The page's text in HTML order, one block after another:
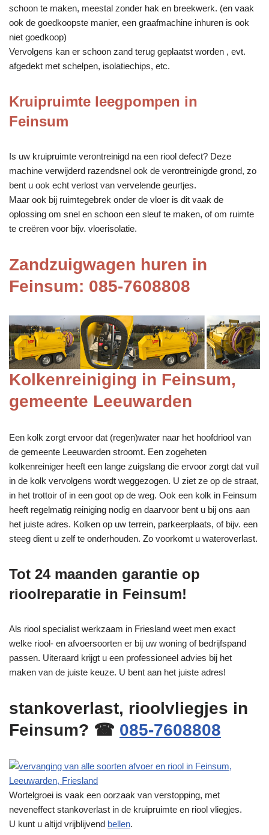
schoon te maken, meestal zonder hak en breekwerk. (en vaak
ook de goedkoopste manier, een graafmachine inhuren is ook
niet goedkoop)
Vervolgens kan er schoon zand terug geplaatst worden , evt.
afgedekt met schelpen, isolatiechips, etc.
Kruipruimte leegpompen in
Feinsum
Is uw kruipruimte verontreinigd na een riool defect? Deze
machine verwijderd razendsnel ook de verontreinigde grond, zo
bent u ook echt verlost van vervelende geurtjes.
Maar ook bij ruimtegebrek onder de vloer is dit vaak de
oplossing om snel en schoon een sleuf te maken, of om ruimte
te creëren voor bijv. vloerisolatie.
Zandzuigwagen huren in
Feinsum: 085-7608808
Kolkenreiniging in Feinsum,
gemeente Leeuwarden
Een kolk zorgt ervoor dat (regen)water naar het hoofdriool van
de gemeente Leeuwarden stroomt. Een zogeheten
kolkenreiniger heeft een lange zuigslang die ervoor zorgt dat vuil
in de kolk vervolgens wordt weggezogen. U ziet ze op de straat,
in het trottoir of in een goot op de weg. Ook een kolk in Feinsum
heeft regelmatig reiniging nodig en daarvoor bent u bij ons aan
het juiste adres. Kolken op uw terrein, parkeerplaats, of bijv. een
steeg dient u zelf te onderhouden. Zo voorkomt u wateroverlast.
Tot 24 maanden garantie op
rioolreparatie in Feinsum!
Als riool specialist werkzaam in Friesland weet men exact
welke riool- en afvoersoorten er bij uw woning of bedrijfspand
passen. Uiteraard krijgt u een professioneel advies bij het
maken van de juiste keuze. U bent aan het juiste adres!
stankoverlast, rioolvliegjes in
Feinsum? ☎ 085-7608808
Wortelgroei is vaak een oorzaak van verstopping, met
neveneffect stankoverlast in de kruipruimte en riool vliegjes.
U kunt u altijd vrijblijvend bellen.